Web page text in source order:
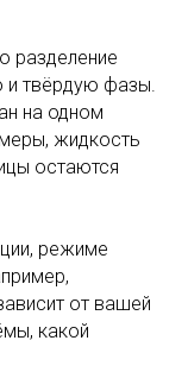
разделение
и твёрдую фазы.
на одном
жидкость
остаются
режиме
от вашей
какой